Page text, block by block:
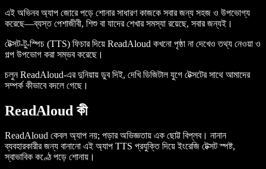
এই অভিনব অ্যাপ জোরে পড়ে শোনার সাধারণ কাজকে সবার জন্য সহজ ও উপভোগ্য
করেছে—ব্যস্ত পেশাজীবী, শিশু বা যাদের শেখার সমস্যা রয়েছে, সবার জন্যই।
টেক্সট-টু-স্পিচ (TTS) ফিচার দিয়ে ReadAloud কখনো পৃষ্ঠা না দেখেও তথ্য নেওয়া ও
গল্প উপভোগ করা সম্ভব করেছে।
চলুন ReadAloud-এর দুনিয়ায় ডুব দিই, দেখি ডিজিটাল যুগে টেক্সটের সাথে আমাদের
সম্পর্ক কীভাবে বদলে গেছে।
ReadAloud কী
ReadAloud কেবল অ্যাপ নয়; পড়ার অভিজ্ঞতায় এক ছোট্ট বিপ্লব। নানান
ব্যবহারকারীর জন্য বানানো এই অ্যাপ TTS প্রযুক্তি দিয়ে ইংরেজি টেক্সট স্পষ্ট,
স্বাভাবিক কণ্ঠে পড়ে শোনায়।